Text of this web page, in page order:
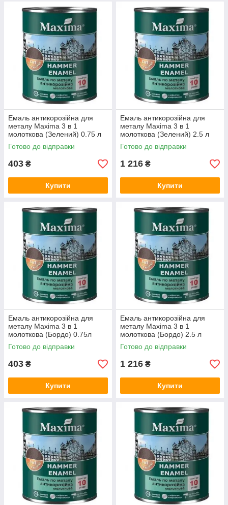
Емаль антикорозійна для
металу Maxima 3 в 1
молоткова (Зелений) 0.75 л
Готово до відправки
403 ₴
Купити
Емаль антикорозійна для
металу Maxima 3 в 1
молоткова (Зелений) 2.5 л
Готово до відправки
1 216 ₴
Купити
Емаль антикорозійна для
металу Maxima 3 в 1
молоткова (Бордо) 0.75л
Готово до відправки
403 ₴
Купити
Емаль антикорозійна для
металу Maxima 3 в 1
молоткова (Бордо) 2.5 л
Готово до відправки
1 216 ₴
Купити